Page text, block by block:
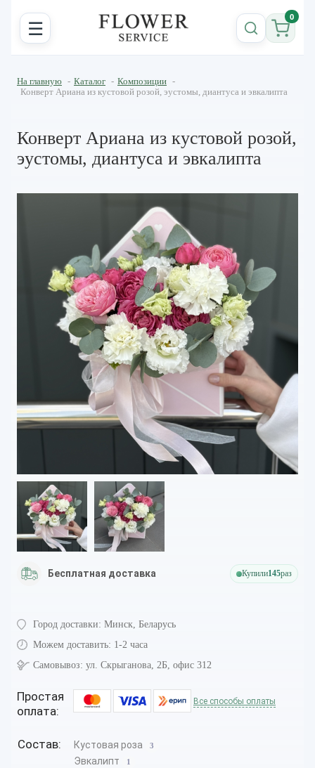
☰ 0
На главную - Каталог - Композиции -
Конверт Ариана из кустовой розой, эустомы, диантуса и эвкалипта
Конверт Ариана из кустовой розой,
эустомы, диантуса и эвкалипта
Бесплатная доставка Купили145раз
Город доставки: Минск, Беларусь
Можем доставить: 1-2 часа
Самовывоз: ул. Скрыганова, 2Б, офис 312
Простая
оплата:
Все способы оплаты
Состав: Кустовая роза 3
Эвкалипт 1